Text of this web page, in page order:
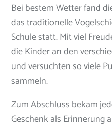
Bei bestem Wetter fand
das traditionelle
Schule statt. Mit viel
die Kinder an den
und versuchten so viele
sammeln.
Zum Abschluss bekam
Geschenk als Erinnerung